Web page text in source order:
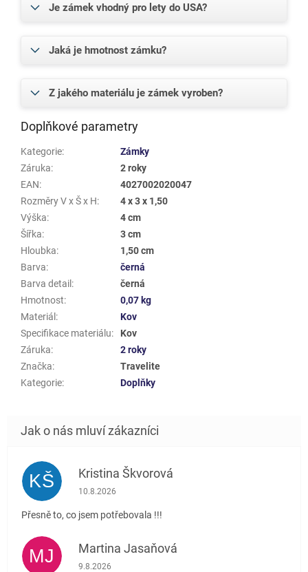
Je zámek vhodný pro lety do USA?
Jaká je hmotnost zámku?
Z jakého materiálu je zámek vyroben?
Doplňkové parametry
Kategorie:
Zámky
Záruka:
2 roky
EAN:
4027002020047
Rozměry V x Š x H:
4 x 3 x 1,50
Výška:
4 cm
Šířka:
3 cm
Hloubka:
1,50 cm
Barva:
černá
Barva detail :
černá
Hmotnost:
0,07 kg
Materiál :
Kov
Specifikace materiálu:
Kov
Záruka:
2 roky
Značka:
Travelite
Kategorie: Doplňky
KŠ Kristina Škvorová
Hodnocení obchodu je 5 z 5 hvězdiček.
10.8.2026
Přesně to, co jsem potřebovala !!!
MJ Martina Jasaňová
Hodnocení obchodu je 5 z 5 hvězdiček.
9.8.2026